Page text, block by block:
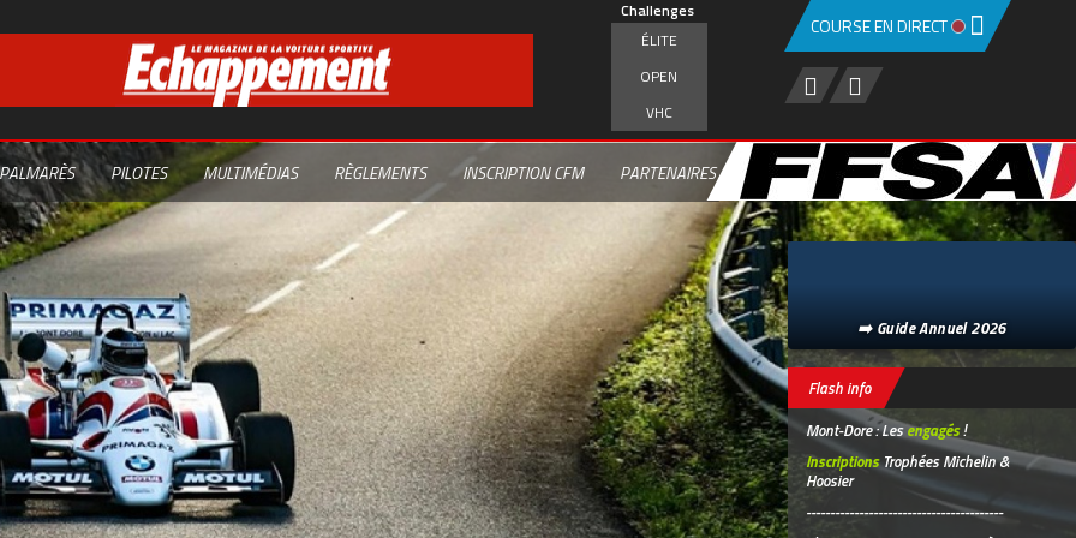
Challenges
ÉLITE
OPEN
VHC
PALMARÈS PILOTES MULTIMÉDIAS RÈGLEMENTS INSCRIPTION CFM PARTENAIRES
COURSE EN DIRECT
➡️ Guide Annuel 2026
Flash info
Mont-Dore : Lesengagés!
InscriptionsTrophées Michelin &
Hoosier
-----------------------------------------